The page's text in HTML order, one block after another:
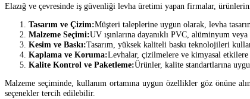
Elazığ ve çevresinde iş güvenliği levha üretimi yapan firmalar,
Tasarım ve Çizim:Müşteri taleplerine uygun olarak, levha
Malzeme Seçimi:UV ışınlarına dayanıklı PVC, alüminyum
Kesim ve Baskı:Tasarım, yüksek kaliteli baskı teknolojileri
Kaplama ve Koruma:Levhalar, çizilmelere ve kimyasal etkilere
Kalite Kontrol ve Paketleme:Ürünler, kalite standartlarına
Malzeme seçiminde, kullanım ortamına uygun özellikler göz önüne
seçenekler tercih edilebilir.